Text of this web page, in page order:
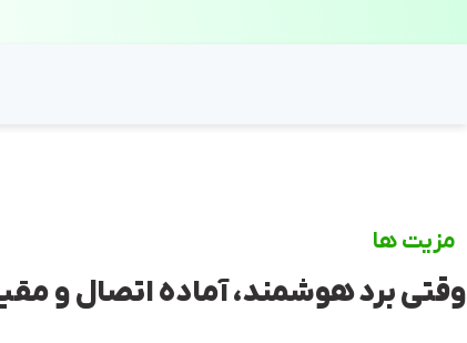
مزیت ها
وقتی برد هوشمند، آماده اتصال و